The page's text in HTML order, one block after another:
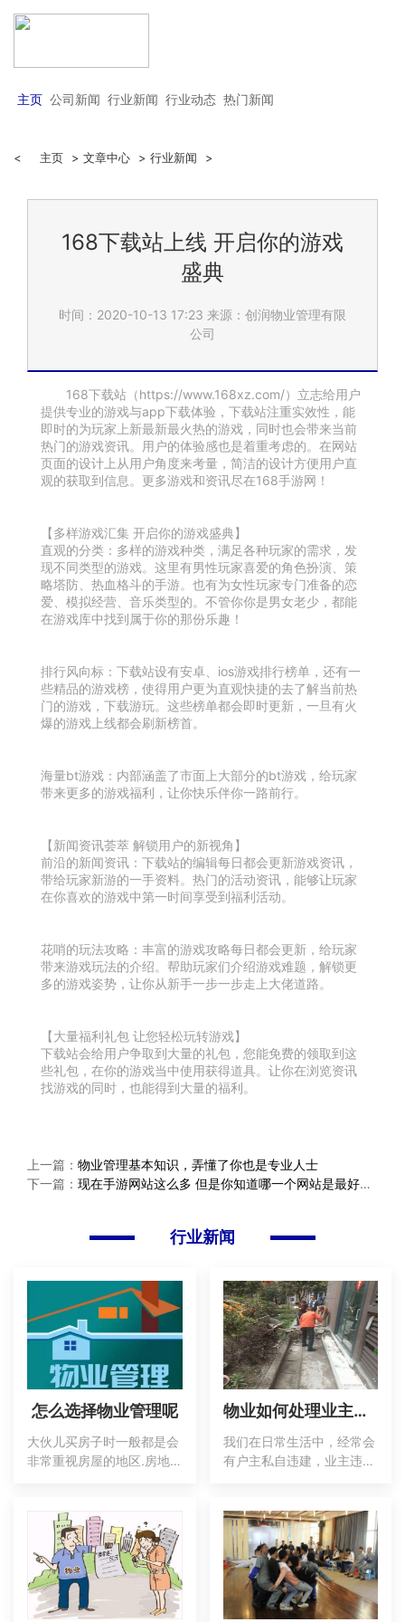
主页 公司新闻 行业新闻 行业动态 热门新闻
< 主页 > 文章中心 > 行业新闻 >
168下载站上线 开启你的游戏
盛典
时间：2020-10-13 17:23 来源：创润物业管理有限
公司
168下载站（https://www.168xz.com/）立志给用户
提供专业的游戏与app下载体验，下载站注重实效性，能
即时的为玩家上新最新最火热的游戏，同时也会带来当前
热门的游戏资讯。用户的体验感也是着重考虑的。在网站
页面的设计上从用户角度来考量，简洁的设计方便用户直
观的获取到信息。更多游戏和资讯尽在168手游网！
【多样游戏汇集 开启你的游戏盛典】
直观的分类：多样的游戏种类，满足各种玩家的需求，发
现不同类型的游戏。这里有男性玩家喜爱的角色扮演、策
略塔防、热血格斗的手游。也有为女性玩家专门准备的恋
爱、模拟经营、音乐类型的。不管你你是男女老少，都能
在游戏库中找到属于你的那份乐趣！
排行风向标：下载站设有安卓、ios游戏排行榜单，还有一
些精品的游戏榜，使得用户更为直观快捷的去了解当前热
门的游戏，下载游玩。这些榜单都会即时更新，一旦有火
爆的游戏上线都会刷新榜首。
海量bt游戏：内部涵盖了市面上大部分的bt游戏，给玩家
带来更多的游戏福利，让你快乐伴你一路前行。
【新闻资讯荟萃 解锁用户的新视角】
前沿的新闻资讯：下载站的编辑每日都会更新游戏资讯，
带给玩家新游的一手资料。热门的活动资讯，能够让玩家
在你喜欢的游戏中第一时间享受到福利活动。
花哨的玩法攻略：丰富的游戏攻略每日都会更新，给玩家
带来游戏玩法的介绍。帮助玩家们介绍游戏难题，解锁更
多的游戏姿势，让你从新手一步一步走上大佬道路。
【大量福利礼包 让您轻松玩转游戏】
下载站会给用户争取到大量的礼包，您能免费的领取到这
些礼包，在你的游戏当中使用获得道具。让你在浏览资讯
找游戏的同时，也能得到大量的福利。
上一篇： 物业管理基本知识，弄懂了你也是专业人士
下一篇： 现在手游网站这么多 但是你知道哪一个网站是最好的吗
行业新闻
怎么选择物业管理呢
大伙儿买房子时一般都是会
非常重视房屋的地区.房地
选择地区和房地产商。但在
日常日常生活，物业管理针
对大家的危害也不容小
物业如何处理业主违建问题
我们在日常生活中，经常会
有户主私自违建，业主违建
活，还会给物业的管理带来
麻烦。那么，物业公司面对
违建应该怎样处理呢